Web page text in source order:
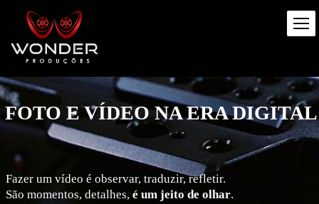
FOTO E VÍDEO NA ERA DIGITAL
Fazer um vídeo é observar, traduzir, refletir.
São momentos, detalhes, é um jeito de olhar.